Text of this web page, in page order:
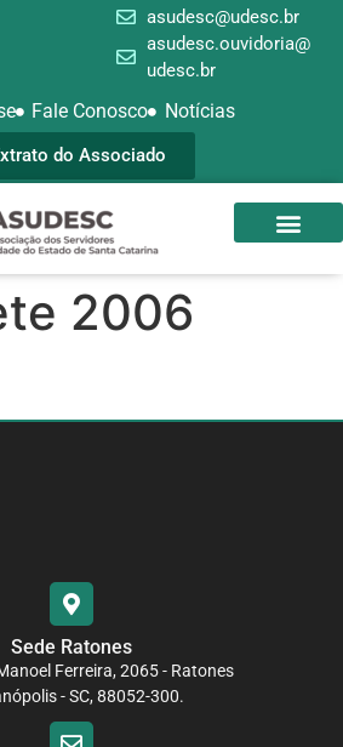
asudesc@udesc.br
asudesc.ouvidoria@
udesc.br
Fale Conosco Notícias
do Associado
2006
Sede Ratones
Ferreira, 2065 - Ratones
- SC, 88052-300.